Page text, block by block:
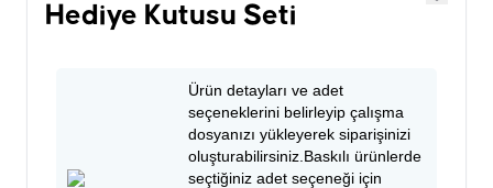
Hediye Kutusu Seti
Ürün detayları ve adet
seçeneklerini belirleyip çalışma
dosyanızı yükleyerek siparişinizi
oluşturabilirsiniz.Baskılı ürünlerde
seçtiğiniz adet seçeneği için